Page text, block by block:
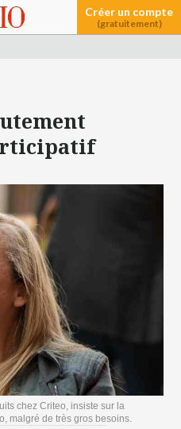
Créer un compte
(gratuitement)
chez Criteo, insiste sur la
malgré de très gros besoins.